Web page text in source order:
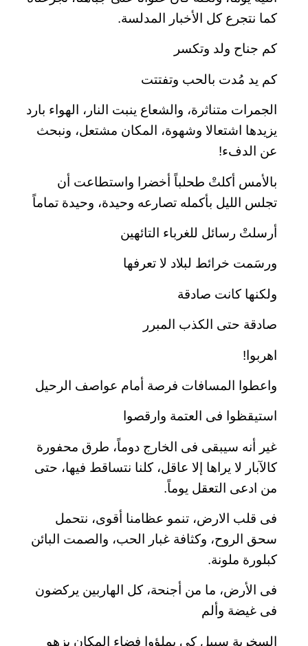
كما نتجرع كل الأخبار المدلسة.
كم جناح ولد وتكسر
كم يد مُدت بالحب وتفتتت
الجمرات متناثرة، والشعاع ينبت النار، الهواء بارد
يزيدها اشتعالا وشهوة، المكان مشتعل، ونبحث
عن الدفء!
بالأمس أكلتْ طحلباً أخضرا واستطاعت أن
تجلس الليل بأكمله تصارعه وحيدة، وحيدة تماماً
أرسلتْ رسائل للغرباء التائهين
ورسَمت خرائط لبلاد لا تعرفها
ولكنها كانت صادقة
صادقة حتى الكذب المبرر
اهربوا!
واعطوا المسافات فرصة أمام عواصف الرحيل
استيقظوا فى العتمة وارقصوا
غير أنه سيبقى فى الخارج دوماً، طرق محفورة
كالآبار لا يراها إلا عاقل، كلنا نتساقط فيها، حتى
من ادعى التعقل يوماً.
فى قلب الارض، تنمو عظامنا أقوى، نتحمل
سحق الروح، وكثافة غبار الحب، والصمت البائن
كبلورة ملونة.
فى الأرض، ما من أجنحة، كل الهاربين يركضون
فى غيضة وألم
السخرية سبيل كى يملؤوا فضاء المكان بزهو